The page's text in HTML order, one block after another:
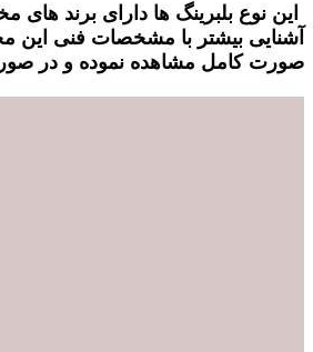
این نوع بلبرینگ ها دارای برند
آشنایی بیشتر با مشخصات فنی این
صورت کامل مشاهده نموده و در